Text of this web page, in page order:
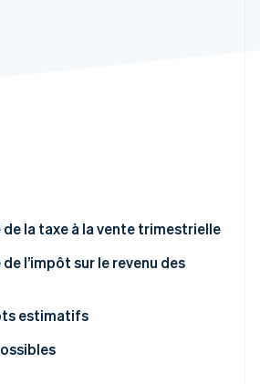
Stripe construit l’infrastructure
de la taxe à la vente trimestrielle
l’impôt sur le revenu des
estimatifs
les paiements d’impôts